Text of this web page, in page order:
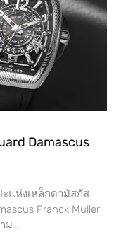
Damascus
ะแห่งเหล็กดามัสกัส
Franck Muller
ม…